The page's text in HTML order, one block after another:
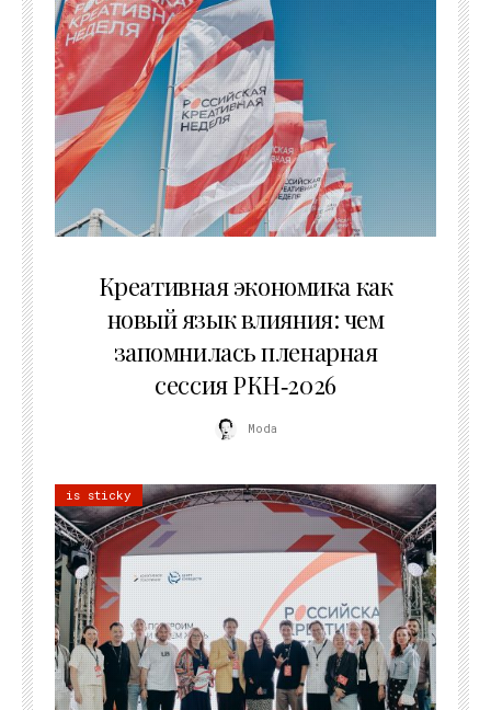
Креативная экономика как
новый язык влияния: чем
запомнилась пленарная
сессия РКН‑2026
Moda
is sticky